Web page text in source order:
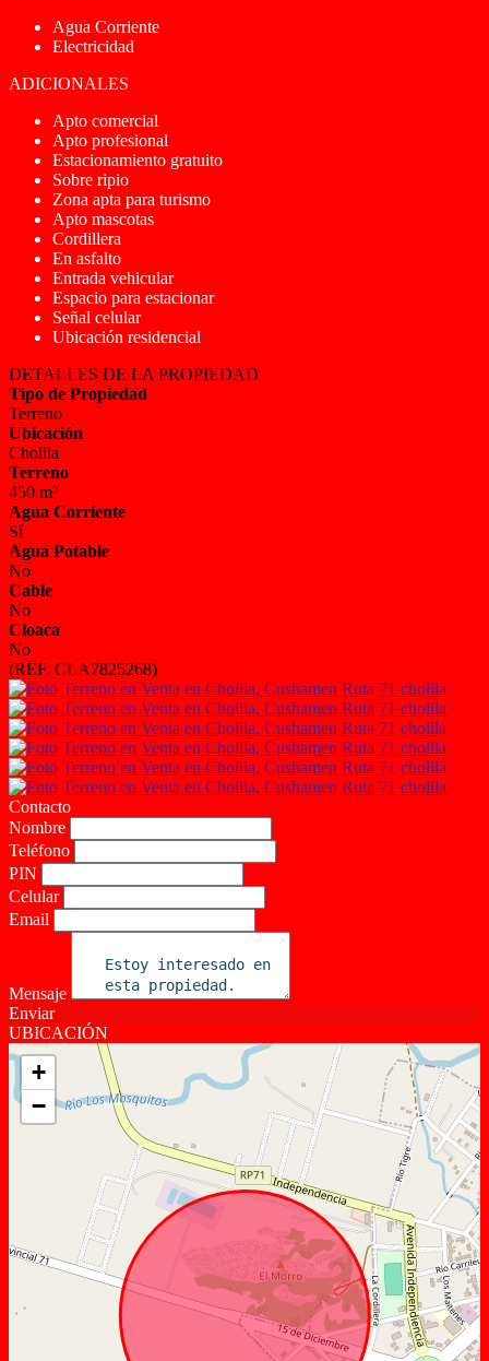
Agua Corriente
Electricidad
ADICIONALES
Apto comercial
Apto profesional
Estacionamiento gratuito
Sobre ripio
Zona apta para turismo
Apto mascotas
Cordillera
En asfalto
Entrada vehicular
Espacio para estacionar
Señal celular
Ubicación residencial
DETALLES DE LA PROPIEDAD
Tipo de Propiedad
Terreno
Ubicación
Cholila
Terreno
450 m²
Agua Corriente
Sí
Agua Potable
No
Cable
No
Cloaca
No
(REF. CLA7825268)
Contacto
Nombre
Teléfono
PIN
Celular
Email
Mensaje
Enviar
UBICACIÓN
+
−